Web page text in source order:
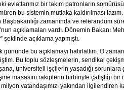
evlatlarımız bir takım patronların
bu sistemin mutlaka kaldırılması
Başbakanlığı zamanında ve referandum
açıklamaları vardı. Dönemin Bakanı
açıklama yapmıştı.
bu açıklamayı hatırlattım. O
Bu toplu sözleşmelerin, sendikal
üniversiteli işçilerin yaşadığı
masasını rakiplerin birbiriyle çatıştığı
vatandaşımızı yakından ilgilendiren